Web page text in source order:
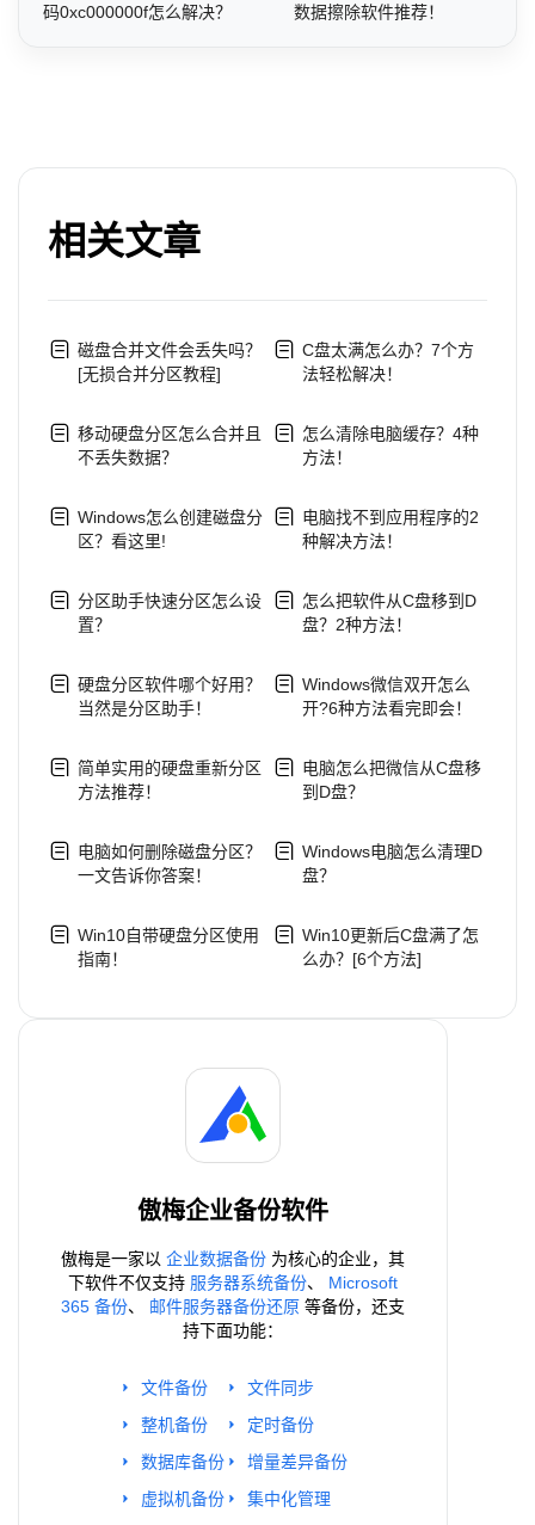
码0xc000000f怎么解决？
数据擦除软件推荐！
相关文章
磁盘合并文件会丢失吗？
[无损合并分区教程]
移动硬盘分区怎么合并且
不丢失数据？
Windows怎么创建磁盘分
区？看这里!
分区助手快速分区怎么设
置？
硬盘分区软件哪个好用？
当然是分区助手！
简单实用的硬盘重新分区
方法推荐！
电脑如何删除磁盘分区？
一文告诉你答案！
Win10自带硬盘分区使用
指南！
C盘太满怎么办？7个方
法轻松解决！
怎么清除电脑缓存？4种
方法！
电脑找不到应用程序的2
种解决方法！
怎么把软件从C盘移到D
盘？2种方法！
Windows微信双开怎么
开?6种方法看完即会！
电脑怎么把微信从C盘移
到D盘？
Windows电脑怎么清理D
盘？
Win10更新后C盘满了怎
么办？[6个方法]
傲梅企业备份软件
傲梅是一家以 企业数据备份 为核心的企业，其
下软件不仅支持 服务器系统备份、 Microsoft
365 备份、 邮件服务器备份还原 等备份，还支
持下面功能：
文件备份
整机备份
数据库备份
虚拟机备份
文件同步
定时备份
增量差异备份
集中化管理